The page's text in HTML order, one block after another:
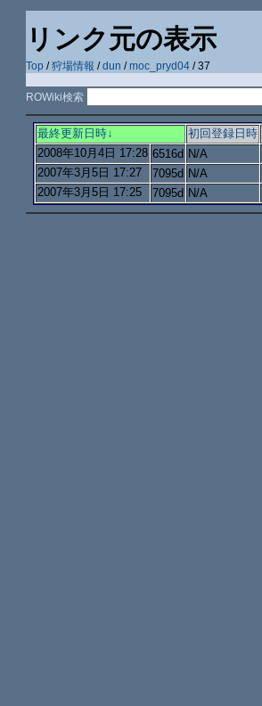
リンク元の表示
Top /狩場情報 /dun /moc_pryd04 / 37
ROWiki検索
最終更新日時↓ 初回登録日時
2008年10月4日 17:28 6516d N/A
2007年3月5日 17:27
7095d N/A
2007年3月5日 17:25
7095d N/A